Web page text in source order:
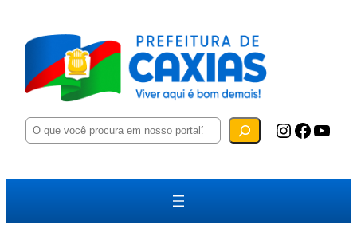
P
e
u
a
Instagram Facebook YouTube